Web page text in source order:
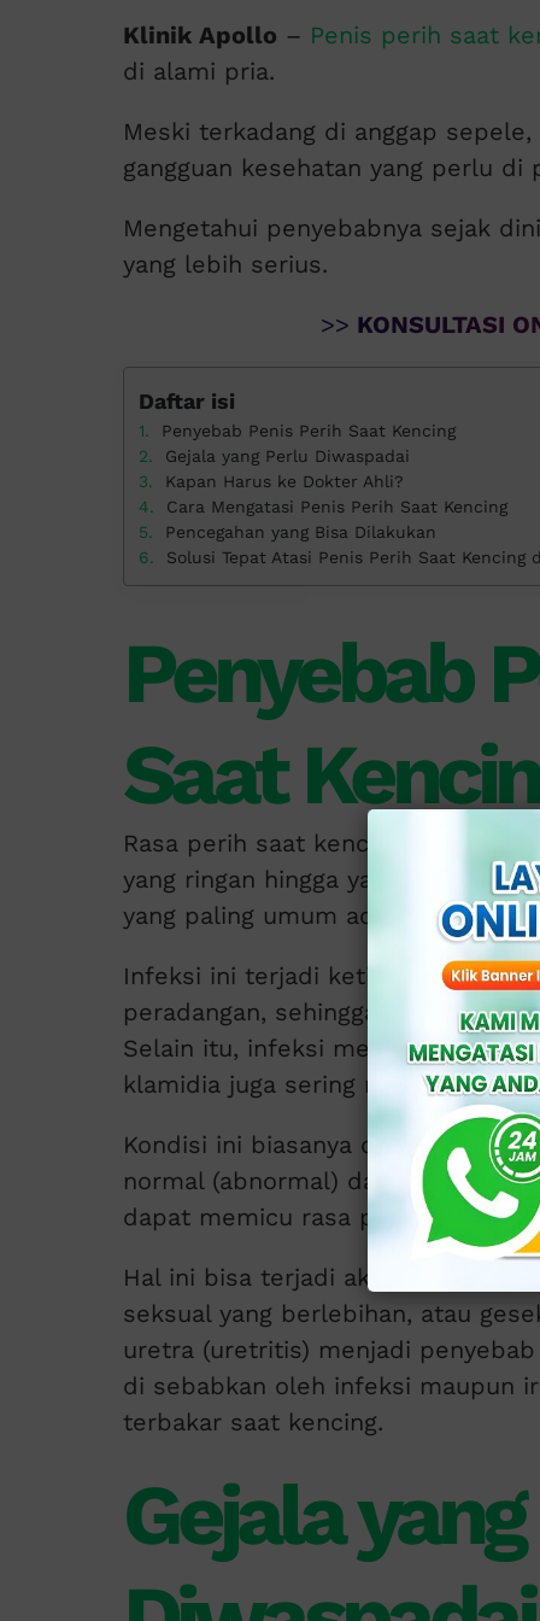
Klinik Apollo – Penis perih saat
di alami pria.
Meski terkadang di anggap
gangguan kesehatan yang perlu di
Mengetahui penyebabnya sejak
yang lebih serius.
>> KONSULTASI
Daftar isi
Penyebab Penis Perih Saat Kencing
Gejala yang Perlu Diwaspadai
Kapan Harus ke Dokter Ahli?
Cara Mengatasi Penis Perih Saat Kencing
Pencegahan yang Bisa Dilakukan
Solusi Tepat Atasi Penis Perih Saat Kencing
Penyebab
Saat
Rasa perih saat kencing bisa di
yang ringan hingga yang
yang paling umum adalah infeksi
Infeksi ini terjadi ketika bakteri
peradangan, sehingga
Selain itu, infeksi menular seksual
klamidia juga sering menjadi
Kondisi ini biasanya di sertai
normal (abnormal) dari penis.
dapat memicu rasa perih.
Hal ini bisa terjadi akibat
seksual yang berlebihan, atau
uretra (uretritis) menjadi
di sebabkan oleh infeksi maupun
terbakar saat kencing.
Gejala